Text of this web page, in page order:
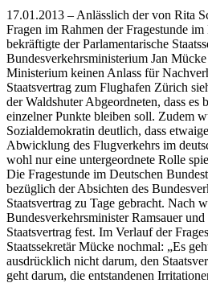
17.01.2013 – Anlässlich der von Rita
Fragen im Rahmen der Fragestunde
bekräftigte der Parlamentarische
Bundesverkehrsministerium Jan
Ministerium keinen Anlass für
Staatsvertrag zum Flughafen Zürich
der Waldshuter Abgeordneten, dass es
einzelner Punkte bleiben soll. Zudem
Sozialdemokratin deutlich, dass
Abwicklung des Flugverkehrs im
wohl nur eine untergeordnete Rolle
Die Fragestunde im Deutschen
bezüglich der Absichten des
Staatsvertrag zu Tage gebracht. Nach
Bundesverkehrsminister Ramsauer
Staatsvertrag fest. Im Verlauf der
Staatssekretär Mücke nochmal: „Es
ausdrücklich nicht darum, den
geht darum, die entstandenen